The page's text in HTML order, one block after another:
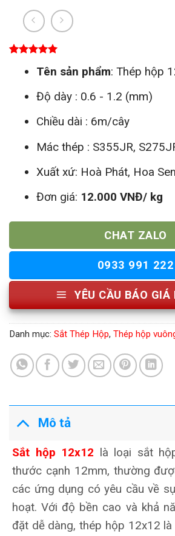
dựa trênTên sản phẩm: Thép hộp
Độ dày : 0.6 - 1.2 (mm)
Chiều dài : 6m/cây
Mác thép : S355JR,
Xuất xứ: Hoà Phát, Hoa
Đơn giá: 12.000 VNĐ/ kg
CHAT ZALO
0933 991 222
YÊU CẦU BÁO GIÁ
Danh mục: Sắt Thép Hộp, Thép hộp
Mô tả
Sắt hộp 12x12 là loại sắt
thước cạnh 12mm, thường
các ứng dụng có yêu cầu về
hoạt. Với độ bền cao và khả
đặt dễ dàng, thép hộp 12x12